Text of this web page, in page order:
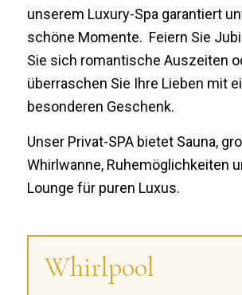
unserem Luxury-Spa garantiert
schöne Momente. Feiern Sie
Sie sich romantische Auszeiten
überraschen Sie Ihre Lieben mit
besonderen Geschenk.
Unser Privat-SPA bietet Sauna,
Whirlwanne, Ruhemöglichkeiten
Lounge für puren Luxus.
Whirlpool